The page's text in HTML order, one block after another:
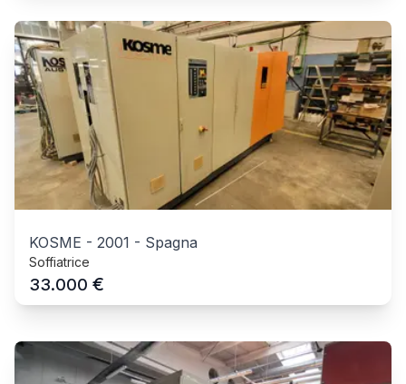
KOSME - 2001 - Spagna
Soffiatrice
33.000 €